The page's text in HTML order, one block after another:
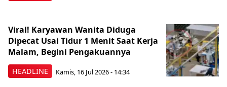
HEADLINE
Viral! Karyawan Wanita Diduga
Dipecat Usai Tidur 1 Menit Saat Kerja
Malam, Begini Pengakuannya
Kamis, 16 Jul 2026 - 14:34